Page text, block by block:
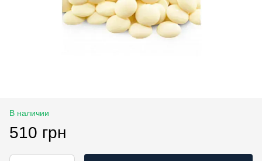
В наличии
510 грн